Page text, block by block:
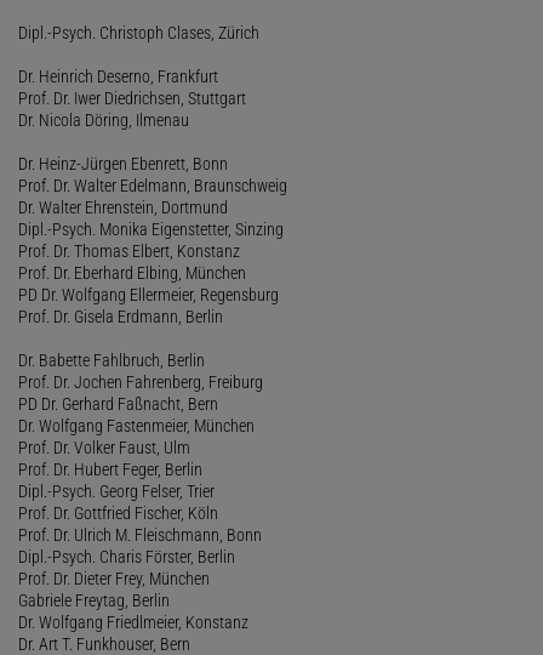
Dipl.-Psych. Christoph Clases, Zürich
Dr. Heinrich Deserno, Frankfurt
Prof. Dr. Iwer Diedrichsen, Stuttgart
Dr. Nicola Döring, Ilmenau
Dr. Heinz-Jürgen Ebenrett, Bonn
Prof. Dr. Walter Edelmann, Braunschweig
Dr. Walter Ehrenstein, Dortmund
Dipl.-Psych. Monika Eigenstetter, Sinzing
Prof. Dr. Thomas Elbert, Konstanz
Prof. Dr. Eberhard Elbing, München
PD Dr. Wolfgang Ellermeier, Regensburg
Prof. Dr. Gisela Erdmann, Berlin
Dr. Babette Fahlbruch, Berlin
Prof. Dr. Jochen Fahrenberg, Freiburg
PD Dr. Gerhard Faßnacht, Bern
Dr. Wolfgang Fastenmeier, München
Prof. Dr. Volker Faust, Ulm
Prof. Dr. Hubert Feger, Berlin
Dipl.-Psych. Georg Felser, Trier
Prof. Dr. Gottfried Fischer, Köln
Prof. Dr. Ulrich M. Fleischmann, Bonn
Dipl.-Psych. Charis Förster, Berlin
Prof. Dr. Dieter Frey, München
Gabriele Freytag, Berlin
Dr. Wolfgang Friedlmeier, Konstanz
Dr. Art T. Funkhouser, Bern